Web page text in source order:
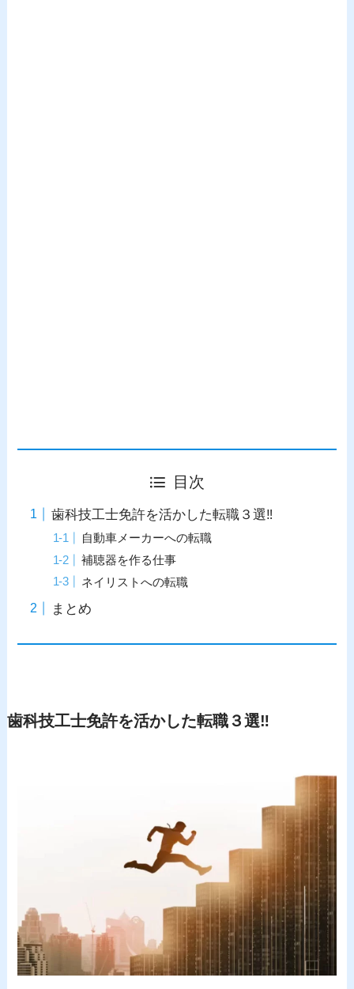
目次
歯科技工士免許を活かした転職３選‼
自動車メーカーへの転職
補聴器を作る仕事
ネイリストへの転職
まとめ
歯科技工士免許を活かした転職３選‼